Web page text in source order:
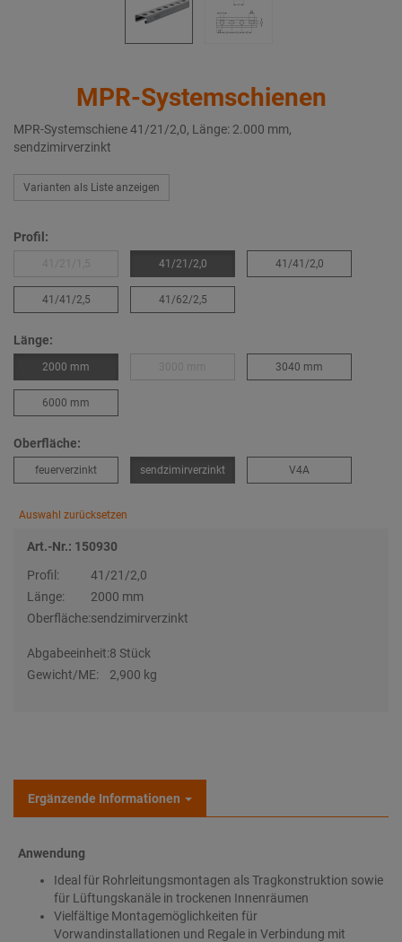
MPR-Systemschienen
MPR-Systemschiene 41/21/2,0, Länge: 2.000 mm,
sendzimirverzinkt
Varianten als Liste anzeigen
Profil:
41/21/2,0 41/41/2,0
41/41/2,5 41/62/2,5
Länge:
2000 mm 3040 mm
6000 mm
Oberfläche:
feuerverzinkt sendzimirverzinkt V4A
Auswahl zurücksetzen
Art.-Nr.: 150930
Profil:
41/21/2,0
Länge:
2000 mm
Oberfläche:sendzimirverzinkt
Abgabeeinheit:8 Stück
Gewicht/ME:
2,900 kg
Ergänzende Informationen
Anwendung
Ideal für Rohrleitungsmontagen als Tragkonstruktion sowie
für Lüftungskanäle in trockenen Innenräumen
Vielfältige Montagemöglichkeiten für
Vorwandinstallationen und Regale in Verbindung mit